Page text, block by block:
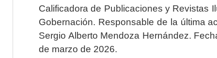
Calificadora de Publicaciones y Revistas
Gobernación. Responsable de la última
Sergio Alberto Mendoza Hernández.
de marzo de 2026.